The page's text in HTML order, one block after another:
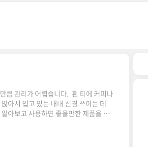
큼 관리가 어렵습니다. 흰 티에 커피나
아서 입고 있는 내내 신경 쓰이는 데
아보고 사용하면 좋을만한 제품을 함
일반적인 얼룩 제거✅ 레몬즙과 베